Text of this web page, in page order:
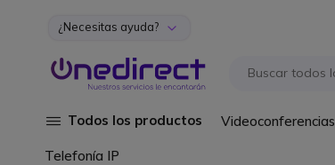
Ir al contenido
¿Necesitas ayuda?
Todos los productos Videoconferencias
Telefonía IP